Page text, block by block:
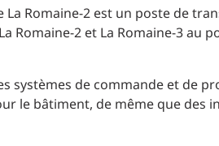
Romaine-2 est un poste de
Romaine-2 et La Romaine-3 au
systèmes de commande et de
le bâtiment, de même que des